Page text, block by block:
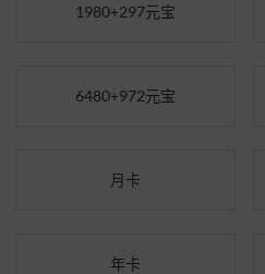
1980+297元宝
6480+972元宝
月卡
年卡